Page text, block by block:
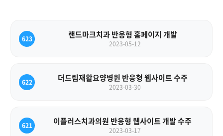
623 랜드마크치과 반응형 홈페이지 개발
2023-05-12
622 더드림재활요양병원 반응형 웹사이트 수주
2023-03-30
621 이플러스치과의원 반응형 웹사이트 개발 수주
2023-03-17